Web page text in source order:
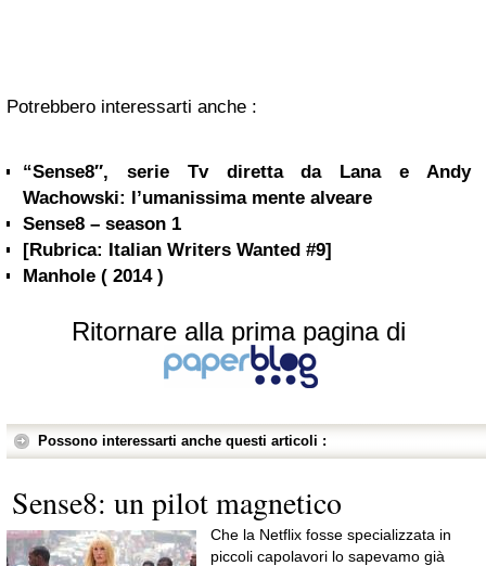
Potrebbero interessarti anche :
“Sense8″, serie Tv diretta da Lana e Andy
Wachowski: l’umanissima mente alveare
Sense8 – season 1
[Rubrica: Italian Writers Wanted #9]
Manhole ( 2014 )
Ritornare alla prima pagina di
Possono interessarti anche questi articoli :
Sense8: un pilot magnetico
Che la Netflix fosse specializzata in
piccoli capolavori lo sapevamo già